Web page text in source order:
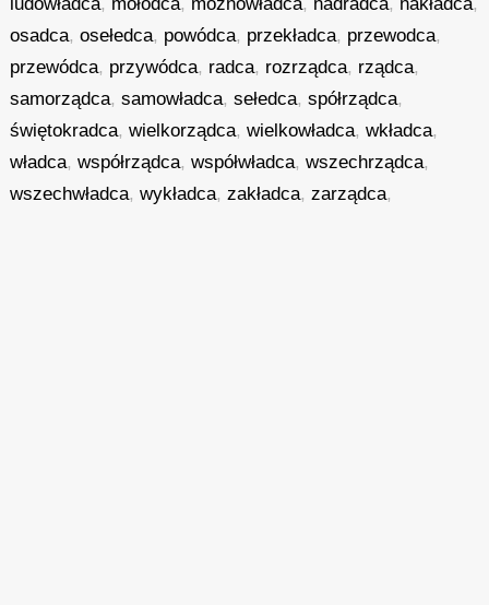
osadca,osełedca, powódca, przekładca, przewodca,
przewódca, przywódca, radca, rozrządca, rządca,
samorządca,samowładca,sełedca,spółrządca,
świętokradca,wielkorządca,wielkowładca,wkładca,
władca,współrządca,współwładca,wszechrządca,
wszechwładca,wykładca,zakładca,zarządca,